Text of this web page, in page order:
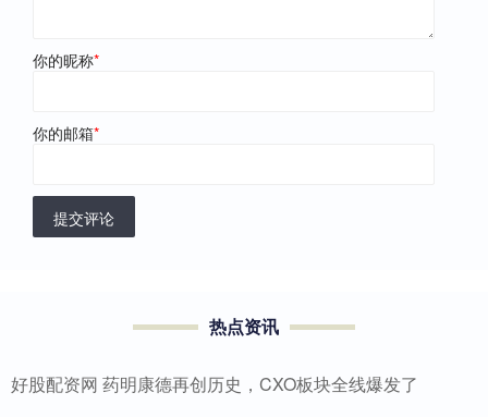
你的昵称*
你的邮箱*
提交评论
热点资讯
好股配资网 药明康德再创历史，CXO板块全线爆发了